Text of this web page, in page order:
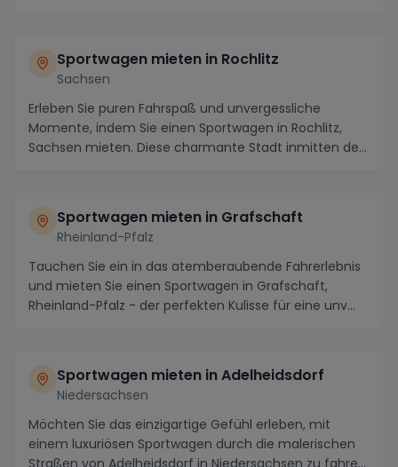
Sportwagen mieten in Rochlitz
Sachsen
Erleben Sie puren Fahrspaß und unvergessliche
Momente, indem Sie einen Sportwagen in Rochlitz,
Sachsen mieten. Diese charmante Stadt inmitten der
Sportwagen mieten in Grafschaft
Rheinland-Pfalz
Tauchen Sie ein in das atemberaubende Fahrerlebnis
und mieten Sie einen Sportwagen in Grafschaft,
Rheinland-Pfalz - der perfekten Kulisse für eine unv...
Sportwagen mieten in Adelheidsdorf
Niedersachsen
Möchten Sie das einzigartige Gefühl erleben, mit
einem luxuriösen Sportwagen durch die malerischen